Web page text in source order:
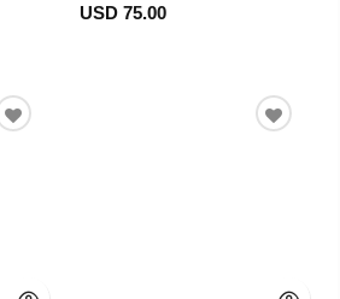
USD 75.00